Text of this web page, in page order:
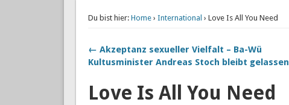
Du bist hier: Home› International › Love Is All You Need
← Akzeptanz sexueller Vielfalt – Ba-Wü
Kultusminister Andreas Stoch bleibt gelassen
Love Is All You Need